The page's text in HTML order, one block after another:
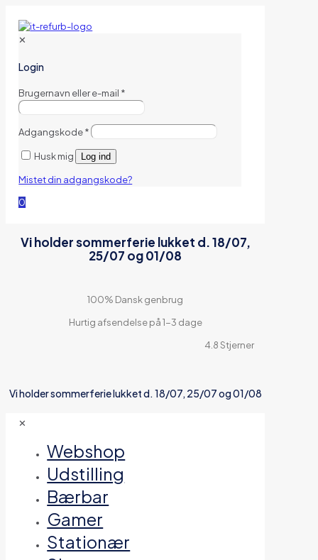
✕
Login
Brugernavn eller e-mail *
Adgangskode*
Husk mig Log ind
Mistet din adgangskode?
0
Vi holder sommerferie lukket d. 18/07,
25/07 og 01/08
100% Dansk genbrug
Hurtig afsendelse på 1-3 dage
4.8 Stjerner
Vi holder sommerferie lukket d. 18/07, 25/07 og 01/08
✕
Webshop
Udstilling
Bærbar
Gamer
Stationær